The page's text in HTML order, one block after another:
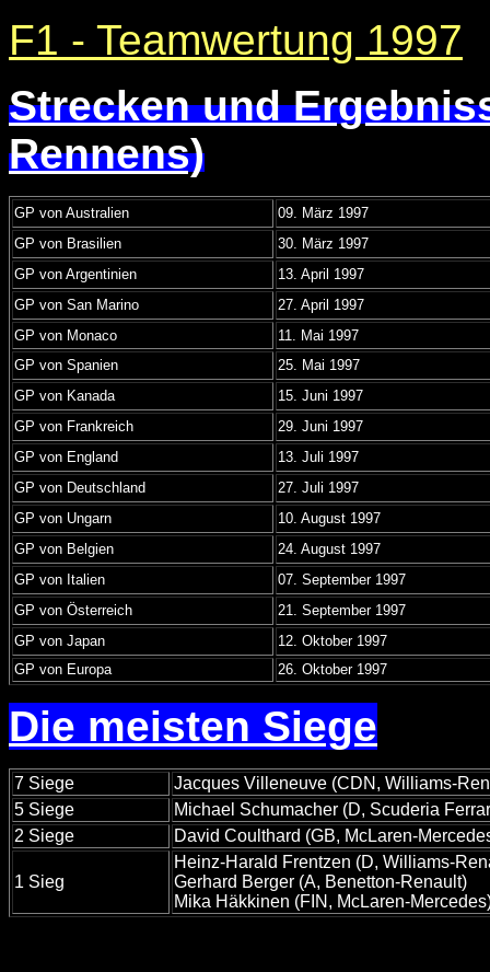
F1 - Teamwertung 1997
Strecken und
Rennens)
GP von Australien
09. März 1997
GP von Brasilien
30. März 1997
GP von Argentinien
13. April 1997
GP von San Marino
27. April 1997
GP von Monaco
11. Mai 1997
GP von Spanien
25. Mai 1997
GP von Kanada
15. Juni 1997
GP von Frankreich
29. Juni 1997
GP von England
13. Juli 1997
GP von Deutschland
27. Juli 1997
GP von Ungarn
10. August 1997
GP von Belgien
24. August 1997
GP von Italien
07. September 1997
GP von Österreich
21. September 1997
GP von Japan
12. Oktober 1997
GP von Europa
26. Oktober 1997
Die meisten Siege
7 Siege
Jacques Villeneuve (CDN, Williams-
5 Siege
Michael Schumacher (D, Scuderia
2 Siege
David Coulthard (GB, McLaren-
1 Sieg
Heinz-Harald Frentzen (D, Williams-
Gerhard Berger (A, Benetton-Renault)
Mika Häkkinen (FIN, McLaren-